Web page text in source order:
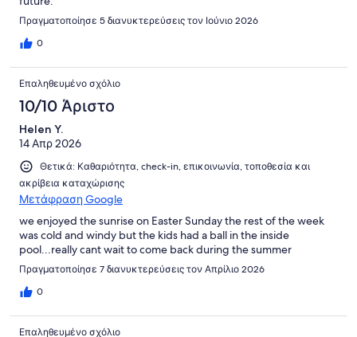
Πραγματοποίησε 5 διανυκτερεύσεις τον Ιούνιο 2026
0
Επαληθευμένο σχόλιο
10/10 Άριστο
Helen Y.
14 Απρ 2026
Θετικά: Καθαριότητα, check-in, επικοινωνία, τοποθεσία και
ακρίβεια καταχώρισης
Μετάφραση Google
we enjoyed the sunrise on Easter Sunday the rest of the week
was cold and windy but the kids had a ball in the inside
pool...really cant wait to come back during the summer
Πραγματοποίησε 7 διανυκτερεύσεις τον Απρίλιο 2026
0
Επαληθευμένο σχόλιο